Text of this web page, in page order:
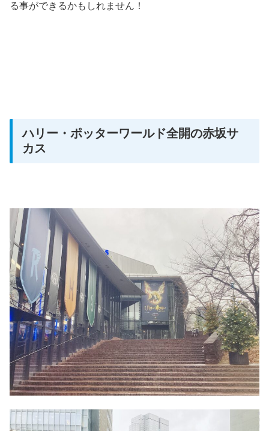
る事ができるかもしれません！
ハリー・ポッターワールド全開の赤坂サ
カス